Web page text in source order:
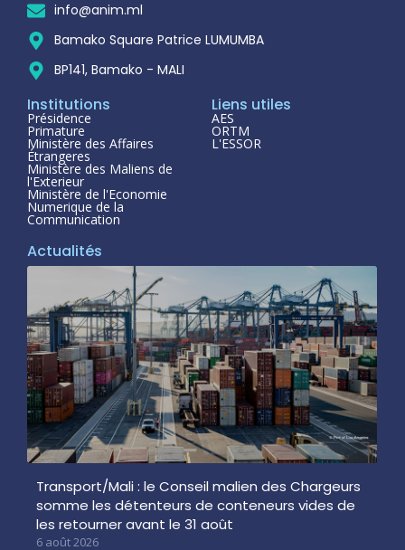
info@anim.ml
Bamako Square Patrice LUMUMBA
BP141, Bamako - MALI
Institutions
Présidence
Primature
Ministère des Affaires
Étrangeres
Ministère des Maliens de
l'Exterieur
Ministère de l'Economie
Numerique de la
Communication
Liens utiles
AES
ORTM
L'ESSOR
Actualités
Transport/Mali : le Conseil malien des Chargeurs
somme les détenteurs de conteneurs vides de
les retourner avant le 31 août
6 août 2026